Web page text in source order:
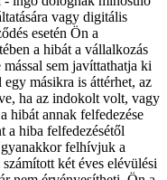
vagy digitális
esetén Ön a
a hibát a vállalkozás
sem javíttathatja ki
másikra is áttérhet, az
ha az indokolt volt, vagy
hibát annak felfedezése
a hiba felfedezésétől
felhívjuk a
két éves elévülési